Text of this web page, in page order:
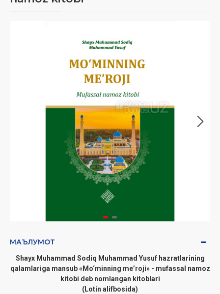
МАЪЛУМОТ
Shayx Muhammad Sodiq Muhammad Yusuf hazratlarining
qalamlariga mansub «Mo‘minning meʼroji» - mufassal namoz
kitobi deb nomlangan kitoblari
(Lotin alifbosida)